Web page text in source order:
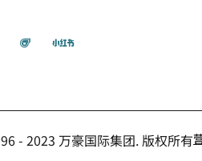
微博 飞猪 小红书
- 2023 万豪国际集团. 版权所有